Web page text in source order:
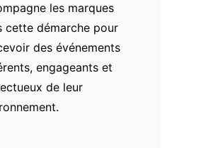
les marques
cette démarche pour
des événements
engageants et
de leur